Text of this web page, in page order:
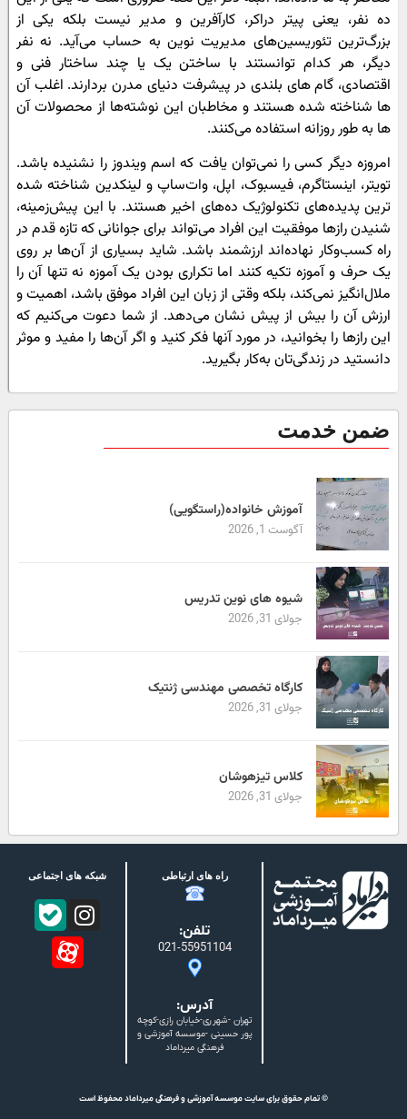
ده نفر، یعنی پیتر دراکر، کارآفرین و مدیر نیست بلکه یکی از
بزرگ‌ترین تئوریسین‌های مدیریت نوین به حساب می‌آید. نه نفر
دیگر، هر کدام توانستند با ساختن یک یا چند ساختار فنی و
اقتصادی، گام های بلندی در پیشرفت دنیای مدرن بردارند. اغلب آن
ها شناخته شده هستند و مخاطبان این نوشته‌ها از محصولات آن
ها به طور روزانه استفاده می‌کنند.
امروزه دیگر کسی را نمی‌توان یافت که اسم ویندوز را نشنیده باشد.
تویتر، اینستاگرم، فیسبوک، اپل، وات‌ساپ و لینکدین شناخته شده
ترین پدیده‌های تکنولوژیک ده‌های اخیر هستند. با این پیش‌زمینه،
شنیدن رازها موفقیت این افراد می‌تواند برای جوانانی که تازه قدم در
راه کسب‌وکار نهاده‌اند ارزشمند باشد. شاید بسیاری از آن‌ها بر روی
یک حرف و آموزه تکیه کنند اما تکراری بودن یک آموزه نه تنها آن را
ملال‌انگیز نمی‌کند، بلکه وقتی از زبان این افراد موفق باشد، اهمیت و
ارزش آن را بیش از پیش نشان می‌دهد. از شما دعوت می‌کنیم که
این رازها را بخوانید، در مورد آنها فکر کنید و اگر آن‌ها را مفید و موثر
دانستید در زندگی‌تان به‌کار بگیرید.
ضمن خدمت
آموزش خانواده(راستگویی)
آگوست 1, 2026
شیوه های نوین تدریس
جولای 31, 2026
کارگاه تخصصی مهندسی ژنتیک
جولای 31, 2026
کلاس تیزهوشان
جولای 31, 2026
راه های ارتباطی
تلفن:
021-55951104
آدرس:
تهران -شهرری-خیابان رازی-کوچه
پور حسینی -موسسه آموزشی و
فرهنگی میرداماد
شبکه های اجتماعی
© تمام حقوق برای سایت موسسه آموزشی و فرهنگی میرداماد محفوظ است